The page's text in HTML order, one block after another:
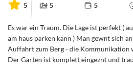
5 5 5
Es war ein Traum. Die Lage ist perfekt (
am haus parken kann ) Man gewnt sich
Auffahrt zum Berg - die Kommunikation
Der Garten ist komplett eingeznt und